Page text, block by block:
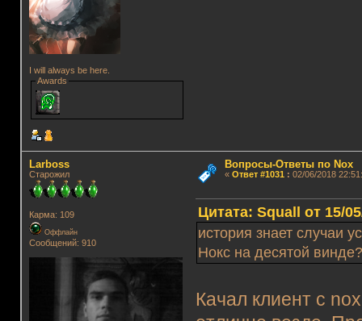
I will always be here.
Awards
Lаrboss
Старожил
Карма: 109
Оффлайн
Сообщений: 910
Вопросы-Ответы по Nox
« Ответ #1031 : 02/06/2018
Цитата: Squall от 15/
история знает случаи
Нокс на десятой
Качал клиент с